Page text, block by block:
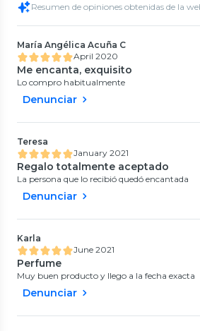
Resumen de opiniones obtenidas de la
María Angélica Acuña C
April 2020
Me encanta, exquisito
Lo compro habitualmente
Denunciar
Teresa
January 2021
Regalo totalmente aceptado
La persona que lo recibió quedó encantada
Denunciar
Karla
June 2021
Perfume
Muy buen producto y llego a la fecha exacta
Denunciar